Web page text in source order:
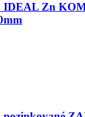
IDEAL Zn